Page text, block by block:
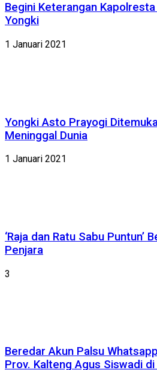
Begini Keterangan
Yongki
1 Januari 2021
Yongki Asto Prayogi
Meninggal Dunia
1 Januari 2021
‘Raja dan Ratu Sabu Puntun’
Penjara
3
Beredar Akun Palsu
Prov. Kalteng Agus Siswadi